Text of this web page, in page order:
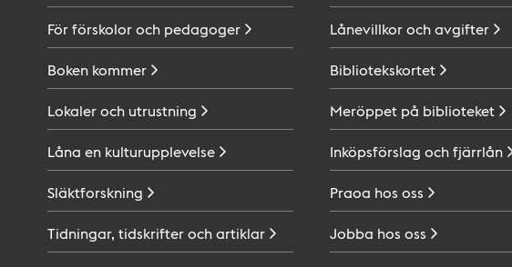
För förskolor och pedagoger
Boken kommer
Lokaler och utrustning
Låna en kulturupplevelse
Släktforskning
Tidningar, tidskrifter ochartiklar
Lånevillkor ochavgifter
Bibliotekskortet
Meröppet på biblioteket
Inköpsförslag ochfjärrlån
Praoa hos oss
Jobba hos oss